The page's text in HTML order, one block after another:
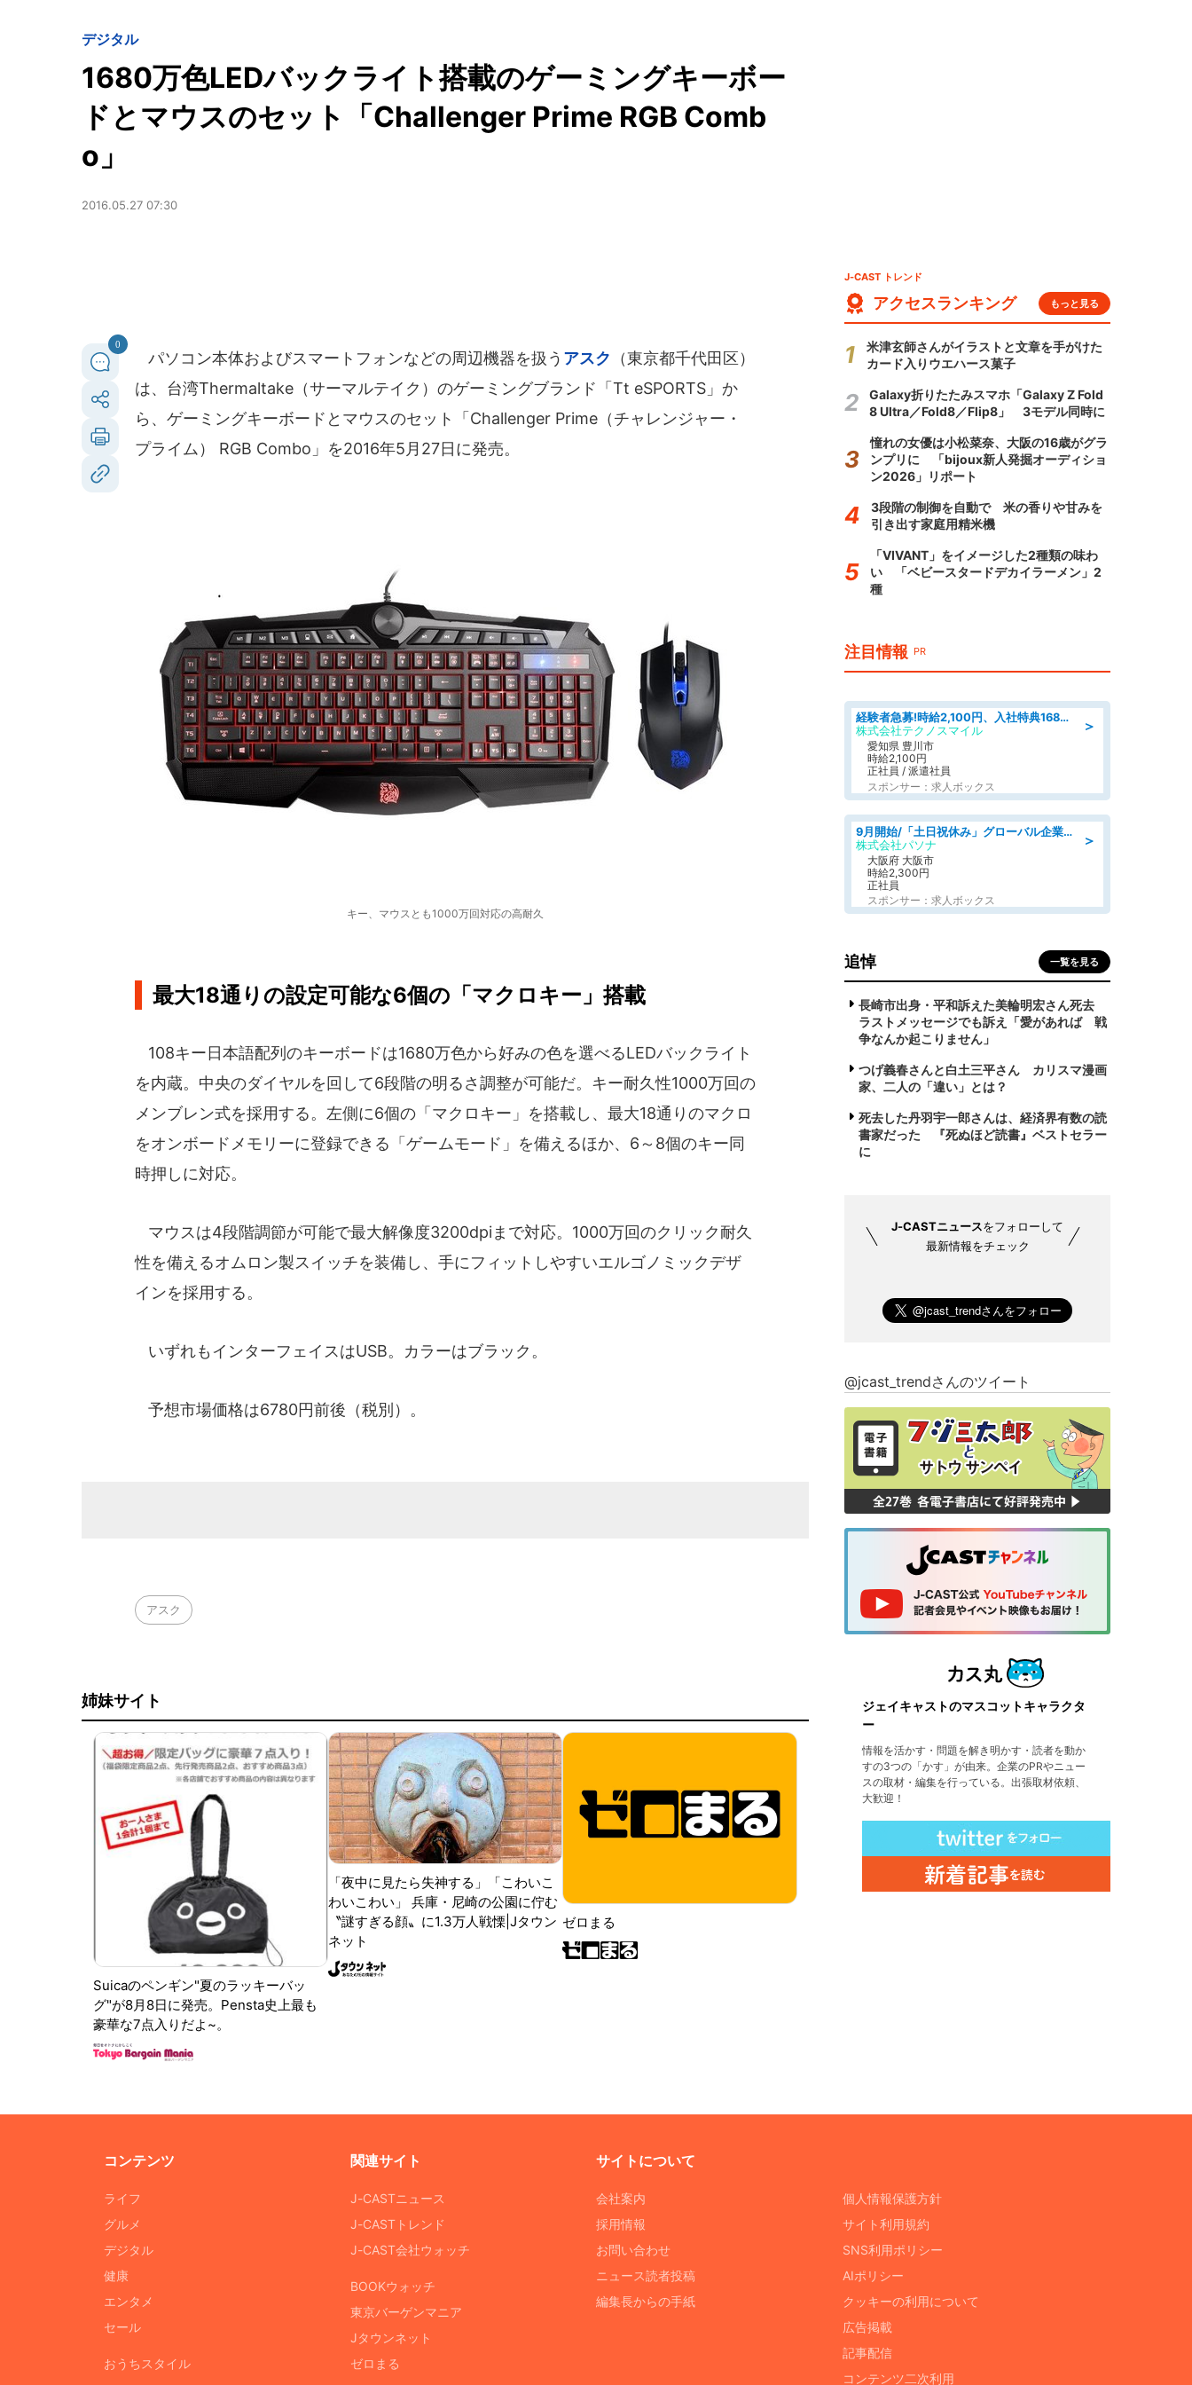
デジタル
1680万色LEDバックライト搭載のゲーミングキーボー
ドとマウスのセット「Challenger Prime RGB Comb
o」
2016.05.27 07:30
0
パソコン本体およびスマートフォンなどの周辺機器を扱う アスク （東京都千代田区）
は、台湾Thermaltake（サーマルテイク）のゲーミングブランド「Tt eSPORTS」か
ら、ゲーミングキーボードとマウスのセット「Challenger Prime（チャレンジャー・
プライム） RGB Combo」を2016年5月27日に発売。
キー、マウスとも1000万回対応の高耐久
最大18通りの設定可能な6個の「マクロキー」搭載
108キー日本語配列のキーボードは1680万色から好みの色を選べるLEDバックライト
を内蔵。中央のダイヤルを回して6段階の明るさ調整が可能だ。キー耐久性1000万回の
メンブレン式を採用する。左側に6個の「マクロキー」を搭載し、最大18通りのマクロ
をオンボードメモリーに登録できる「ゲームモード」を備えるほか、6～8個のキー同
時押しに対応。
マウスは4段階調節が可能で最大解像度3200dpiまで対応。1000万回のクリック耐久
性を備えるオムロン製スイッチを装備し、手にフィットしやすいエルゴノミックデザ
インを採用する。
いずれもインターフェイスはUSB。カラーはブラック。
予想市場価格は6780円前後（税別）。
アスク
姉妹サイト
Suicaのペンギン"夏のラッキーバッ
グ"が8月8日に発売。Pensta史上最も
豪華な7点入りだよ~。
「夜中に見たら失神する」「こわいこ
わいこわい」 兵庫・尼崎の公園に佇む
〝謎すぎる顔〟に1.3万人戦慄|Jタウン
ネット
ゼロまる
J-CAST トレンド
アクセスランキング もっと見る
米津玄師さんがイラストと文章を手がけた
カード入りウエハース菓子
Galaxy折りたたみスマホ「Galaxy Z Fold
8 Ultra／Fold8／Flip8」 3モデル同時に
憧れの女優は小松菜奈、大阪の16歳がグラ
ンプリに 「bijoux新人発掘オーディショ
ン2026」リポート
3段階の制御を自動で 米の香りや甘みを
引き出す家庭用精米機
「VIVANT」をイメージした2種類の味わ
い 「ベビースタードデカイラーメン」2
種
注目情報 PR
＞
経験者急募!時給2,100円、入社特典168万円の自動車製造業務/トヨタ自動車/tutumi
株式会社テクノスマイル
愛知県 豊川市
時給2,100円
正社員 / 派遣社員
スポンサー：求人ボックス
＞
9月開始/「土日祝休み」グローバル企業での産業保健のお仕事/保健師/高時給/残業なし/服装自由
株式会社パソナ
大阪府 大阪市
時給2,300円
正社員
スポンサー：求人ボックス
追悼 一覧を見る
長崎市出身・平和訴えた美輪明宏さん死去
ラストメッセージでも訴え「愛があれば 戦
争なんか起こりません」
つげ義春さんと白土三平さん カリスマ漫画
家、二人の「違い」とは？
死去した丹羽宇一郎さんは、経済界有数の読
書家だった 『死ぬほど読書』ベストセラー
に
J-CASTニュースをフォローして
最新情報をチェック
@jcast_trendさんのツイート
ジェイキャストのマスコットキャラクタ
ー
情報を活かす・問題を解き明かす・読者を動か
すの3つの「かす」が由来。企業のPRやニュー
スの取材・編集を行っている。出張取材依頼、
大歓迎！
コンテンツ
ライフ
グルメ
デジタル
健康
エンタメ
セール
おうちスタイル
関連サイト
J-CASTニュース
J-CASTトレンド
J-CAST会社ウォッチ
BOOKウォッチ
東京バーゲンマニア
Jタウンネット
ゼロまる
サイトについて
会社案内
採用情報
お問い合わせ
ニュース読者投稿
編集長からの手紙
個人情報保護方針
サイト利用規約
SNS利用ポリシー
AIポリシー
クッキーの利用について
広告掲載
記事配信
コンテンツ二次利用